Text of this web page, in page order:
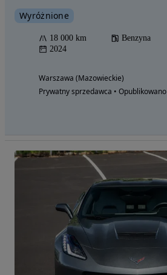
Wyróżnione
18 000 km Benzyna
2024
Warszawa (Mazowieckie)
Prywatny sprzedawca • Opublikowano